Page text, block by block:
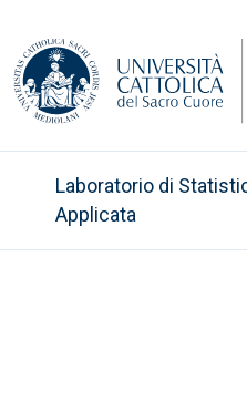
Laboratorio di
Applicata